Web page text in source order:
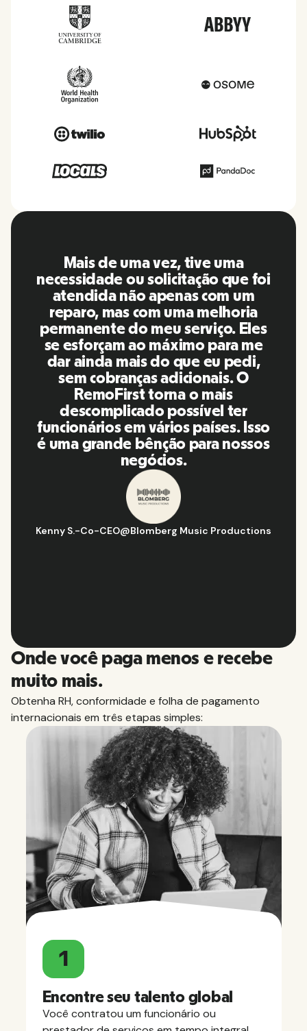
O RemoFirst é uma plataforma
incrível, tudo é extremamente
amigável e fácil de usar em
comparação com outras
ferramentas que usei no passado.
A Inna e a equipe foram pontuais e
responderam às minhas perguntas
de maneira mais do que oportuna,
além de facilitar muito a nossa
vida! Ótimas pessoas e
plataforma, eu a recomendo para
minha rede de contatos.
Hugo D.-
Gerente de estratégia e operações de negócios
Onde você paga menos e recebe
muito mais.
Obtenha RH, conformidade e folha de pagamento
internacionais em três etapas simples:
1
Encontre seu talento global
Você contratou um funcionário ou